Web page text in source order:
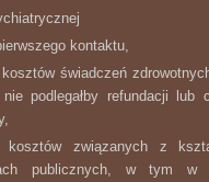
kontaktu,
kosztów świadczeń
podlegałby refundacji
kosztów związanych z
publicznych, w tym w